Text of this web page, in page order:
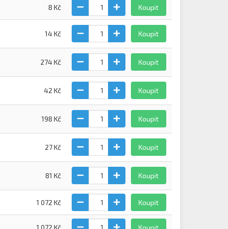
8 Kč Koupit
14 Kč Koupit
274 Kč Koupit
42 Kč Koupit
198 Kč Koupit
27 Kč Koupit
81 Kč Koupit
1 072 Kč Koupit
1 072 Kč Koupit